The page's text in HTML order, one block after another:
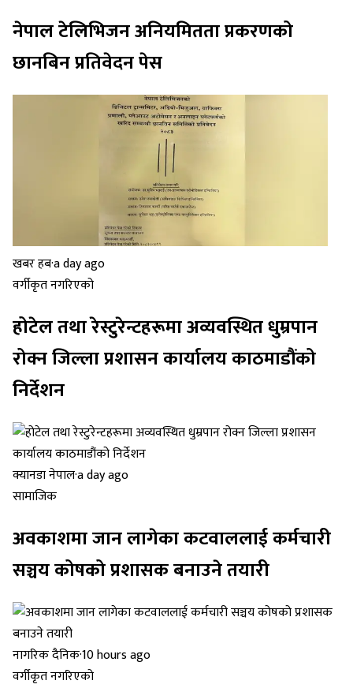
नेपाल टेलिभिजन अनियमितता प्रकरणको
छानबिन प्रतिवेदन पेस
खबर हब·a day ago
वर्गीकृत नगरिएको
होटेल तथा रेस्टुरेन्टहरूमा अव्यवस्थित धुम्रपान
रोक्न जिल्ला प्रशासन कार्यालय काठमाडौंको
निर्देशन
क्यानडा नेपाल·a day ago
सामाजिक
अवकाशमा जान लागेका कटवाललाई कर्मचारी
सञ्चय कोषको प्रशासक बनाउने तयारी
नागरिक दैनिक·10 hours ago
वर्गीकृत नगरिएको